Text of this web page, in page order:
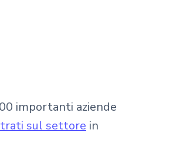
importanti aziende
sul settore in